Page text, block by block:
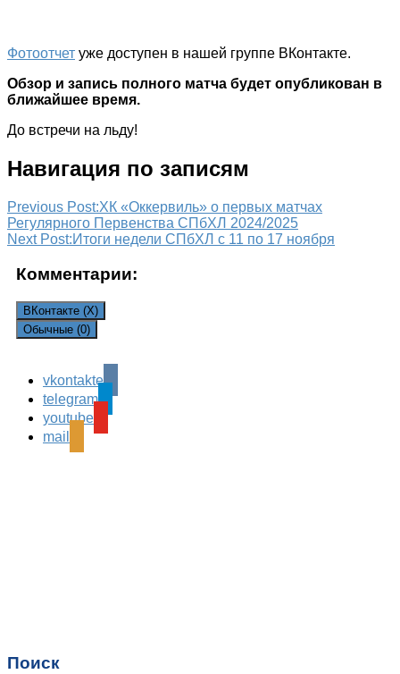
Фотоотчет уже доступен в нашей группе ВКонтакте.
Обзор и запись полного матча будет опубликован в
ближайшее время.
До встречи на льду!
Навигация по записям
Previous Post:ХК «Оккервиль» о первых матчах
Регулярного Первенства СПбХЛ 2024/2025
Next Post:Итоги недели СПбХЛ с 11 по 17 ноября
Комментарии:
ВКонтакте (X)
Обычные (0)
Leave a Reply
Ваш адрес email не будет опубликован.
поля помечены
vkontakte
telegram
youtube
mail
Поиск